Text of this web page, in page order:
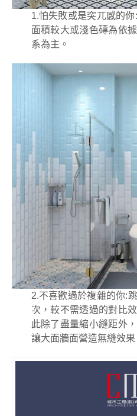
1.怕失敗或是突兀感的
面積較大或淺色磚為依
系為主。
2.不喜歡過於複雜的你:
次，較不需透過的對比
此除了盡量縮小縫距外
讓大面牆面營造無縫效